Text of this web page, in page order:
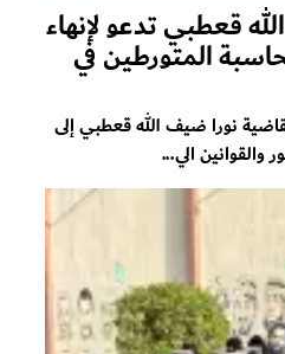
قعطبي تدعو لإنهاء
المتورطين في
نورا ضيف الله قعطبي إلى
والقوانين الي...